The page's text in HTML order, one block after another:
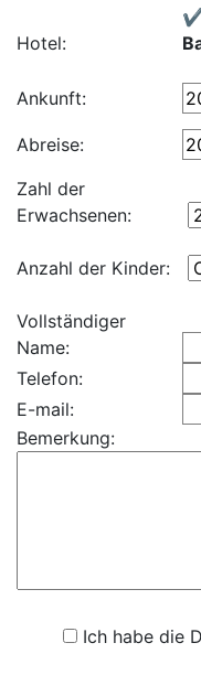
Hotel:
✔️
Ankunft:
Abreise:
Zahl der
Erwachsenen:
Anzahl der Kinder:
Vollständiger
Name:
Telefon:
E-mail:
Bemerkung:
Ich habe die